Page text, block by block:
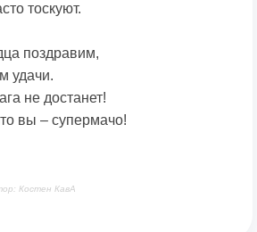
тоскуют.
поздравим,
удачи.
не достанет!
вы – супермачо!
Костен КавА